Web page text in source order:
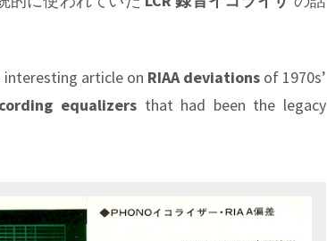
article on RIAA deviationsof 1970s’
equalizersthat had been the legacy